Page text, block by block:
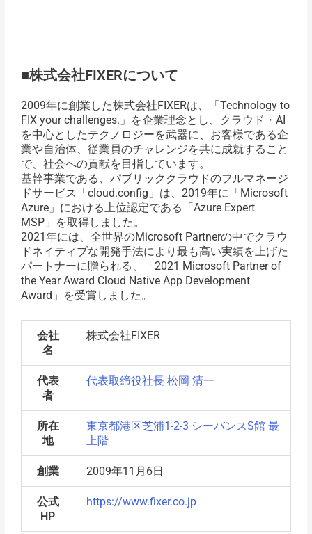
■株式会社FIXERについて
2009年に創業した株式会社FIXERは、「Technology to
FIX your challenges.」を企業理念とし、クラウド・AI
を中心としたテクノロジーを武器に、お客様である企
業や自治体、従業員のチャレンジを共に成就すること
で、社会への貢献を目指しています。
基幹事業である、パブリッククラウドのフルマネージ
ドサービス「cloud.config」は、2019年に「Microsoft
Azure」における上位認定である「Azure Expert
MSP」を取得しました。
2021年には、全世界のMicrosoft Partnerの中でクラウ
ドネイティブな開発手法により最も高い実績を上げた
パートナーに贈られる、「2021 Microsoft Partner of
the Year Award Cloud Native App Development
Award」を受賞しました。
会社
名
株式会社FIXER
代表
者
代表取締役社長 松岡 清一
所在
地
東京都港区芝浦1-2-3 シーバンスS館 最
上階
創業 2009年11月6日
公式
HP
https://www.fixer.co.jp